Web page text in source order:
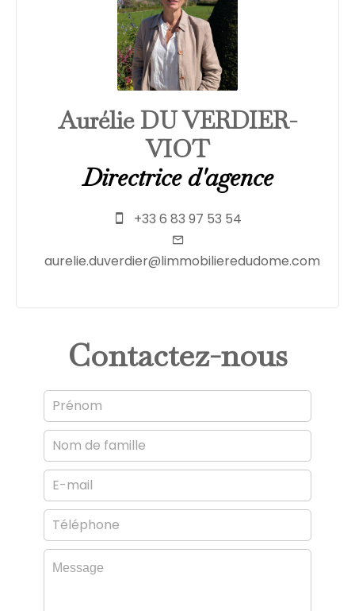
Aurélie DU VERDIER-
VIOT
Directrice d'agence
+33 6 83 97 53 54
aurelie.duverdier@limmobilieredudome.com
Contactez-nous